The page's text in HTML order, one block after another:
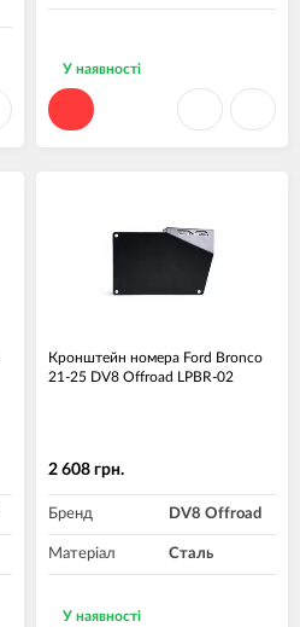
У наявності
Кронштейн номера Ford Bronco
21-25 DV8 Offroad LPBR-02
2 608 грн.
Бренд DV8 Offroad
Матеріал Сталь
У наявності